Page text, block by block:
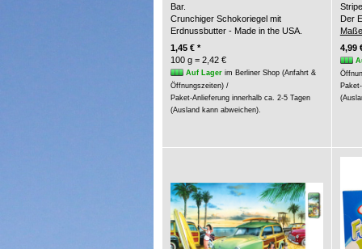
Bar.
Crunchiger Schokoriegel mit
Erdnussbutter - Made in the USA.
1,45 € *
100 g = 2,42 €
Auf Lagerim Berliner Shop (Anfahrt &
Öffnungszeiten) /
Paket-Anlieferung innerhalb ca. 2-5 Tagen
(Ausland kann abweichen).
Der
4,99